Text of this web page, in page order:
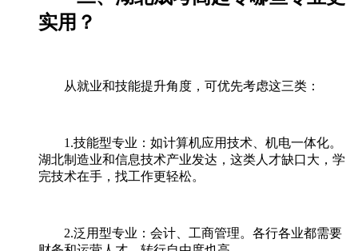
实用？
从就业和技能提升角度，可优先考虑这三类：
1.技能型专业：如计算机应用技术、机电一体化。
湖北制造业和信息技术产业发达，这类人才缺口大，学
完技术在手，找工作更轻松。
2.泛用型专业：会计、工商管理。各行各业都需要